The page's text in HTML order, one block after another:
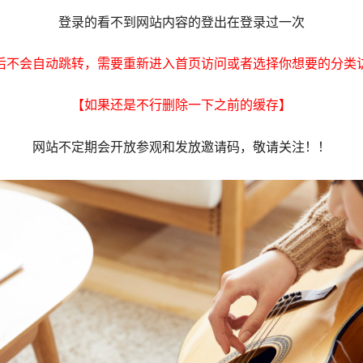
登录的看不到网站内容的登出在登录过一次
不会自动跳转，需要重新进入首页访问或者选择你想要的分类
【如果还是不行删除一下之前的缓存】
网站不定期会开放参观和发放邀请码，敬请关注！！